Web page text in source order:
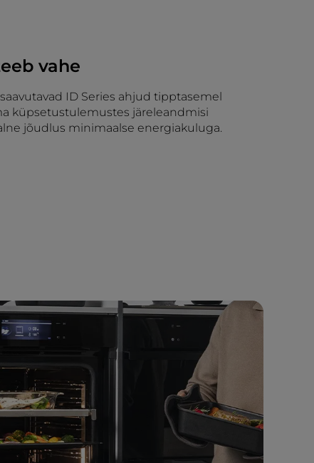
vahe
ID Series ahjud tipptasemel
küpsetustulemustes järeleandmisi
jõudlus minimaalse energiakuluga.